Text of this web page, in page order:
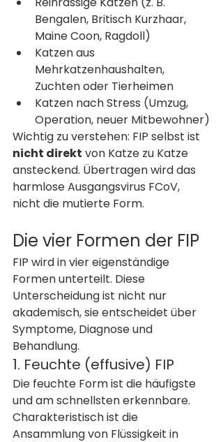
Bengalen, Britisch Kurzhaar,
Maine Coon, Ragdoll)
Katzen aus
Mehrkatzenhaushalten,
Zuchten oder Tierheimen
Katzen nach Stress (Umzug,
Operation, neuer Mitbewohner)
Wichtig zu verstehen: FIP selbst ist
nicht direkt von Katze zu Katze
ansteckend. Übertragen wird das
harmlose Ausgangsvirus FCoV,
nicht die mutierte Form.
Die vier Formen der FIP
FIP wird in vier eigenständige
Formen unterteilt. Diese
Unterscheidung ist nicht nur
akademisch, sie entscheidet über
Symptome, Diagnose und
Behandlung.
1. Feuchte (effusive) FIP
Die feuchte Form ist die häufigste
und am schnellsten erkennbare.
Charakteristisch ist die
Ansammlung von Flüssigkeit in